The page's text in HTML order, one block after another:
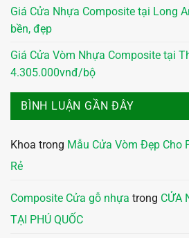
Giá Cửa Nhựa Composite tại Long
bền, đẹp
Giá Cửa Vòm Nhựa Composite tại
4.305.000vnđ/bộ
BÌNH LUẬN GẦN ĐÂY
Khoa trong Mẫu Cửa Vòm Đẹp Cho
Rẻ
Composite Cửa gỗ nhựa trong CỬA
TẠI PHÚ QUỐC